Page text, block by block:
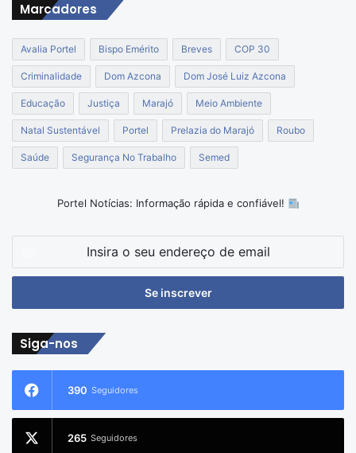
Marcadores
Avalia Portel Bispo Emérito Breves COP 30
Criminalidade Dom Azcona Dom José Luiz Azcona
Educação Justiça Marajó Meio Ambiente
Natal Sustentável Portel Prelazia do Marajó Roubo
Saúde Segurança No Trabalho Semed
Portel Notícias: Informação rápida e confiável!
seu
de
Siga-nos
390 Seguidores
265 Seguidores